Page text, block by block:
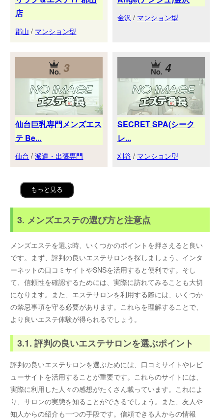
店
郡山 / マンション型
金沢 / マンション型
3
仙台巨乳専門メンズエス
テ Be...
仙台 /派遣・出張専門
4
SECRET SPA(シーク
レ...
刈谷 / マンション型
もっと見る
3. メンズエステの選び方と注意点
メンズエステを選ぶ時、いくつかのポイントを押さえると良い
です。まず、評判の良いエステサロンを探しましょう。インタ
ーネットの口コミサイトやSNSを活用すると便利です。そし
て、信頼性を確認するためには、実際に訪れてみることも大切
になります。また、エステサロンを利用する際には、いくつか
の禁忌事項を守る必要があります。これらを理解することで、
より良いエステ体験が得られるでしょう。
3.1. 評判の良いエステサロンを選ぶポイント
評判の良いエステサロンを選ぶためには、口コミサイトやレビ
ューサイトを活用することが重要です。これらのサイトには、
実際に利用した人々の感想がたくさん載っています。これによ
り、サロンの実態を知ることができるでしょう。また、友人や
知人からの紹介も一つの手段です。信頼できる人からの情報